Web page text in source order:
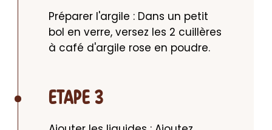
Préparer l'argile : Dans un petit
bol en verre, versez les 2 cuillères
à café d'argile rose en poudre.
ETAPE 3